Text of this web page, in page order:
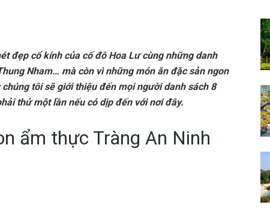
đẹp cổ kính của cố đô Hoa Lư cùng những danh
Nham… mà còn vì những món ăn đặc sản ngon
tôi sẽ giới thiệu đến mọi người danh sách 8
thử một lần nếu có dịp đến với nơi đây.
ẩm thực Tràng An Ninh